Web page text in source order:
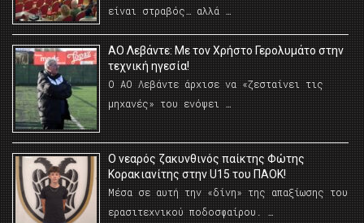
είναι στραβός… αλλά …
ΑΟ Λεβάντε: Με τον Χρήστο Γερολυμάτο στην
τεχνική ηγεσία!
Ο ΑΟ Λεβάντε άρχισε να «ζεσταίνει τις
μηχανές» του ενόψει …
O νεαρός ζακυνθινός παίκτης Φώτης
Κορακιανίτης στην U15 του ΠΑΟΚ!
Μέσα σε αυτή την «δίνη» της απαξίωσης του
ερασιτεχνικού ποδοσφαίρου. …